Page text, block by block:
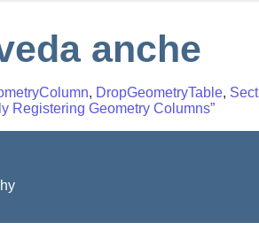
anche
, DropGeometryTable,
Registering Geometry Columns”